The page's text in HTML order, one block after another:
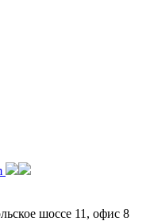
шоссе 11, офис 8